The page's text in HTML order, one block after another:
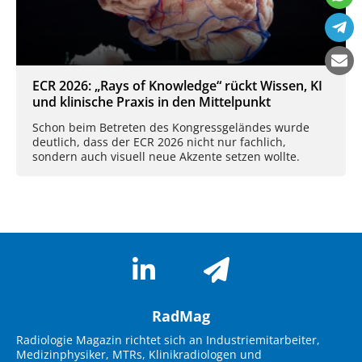
ECR 2026: „Rays of Knowledge“ rückt Wissen, KI
und klinische Praxis in den Mittelpunkt
Schon beim Betreten des Kongressgeländes wurde
deutlich, dass der ECR 2026 nicht nur fachlich,
sondern auch visuell neue Akzente setzen wollte.
RadMag
Radiologie Magazin richtet sich an Industriemitarbeiter,
Medizinphysiker, MTRs, Klinikradiologen und